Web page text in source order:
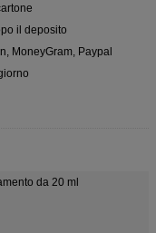
il deposito
MoneyGram, Paypal
da 20 ml